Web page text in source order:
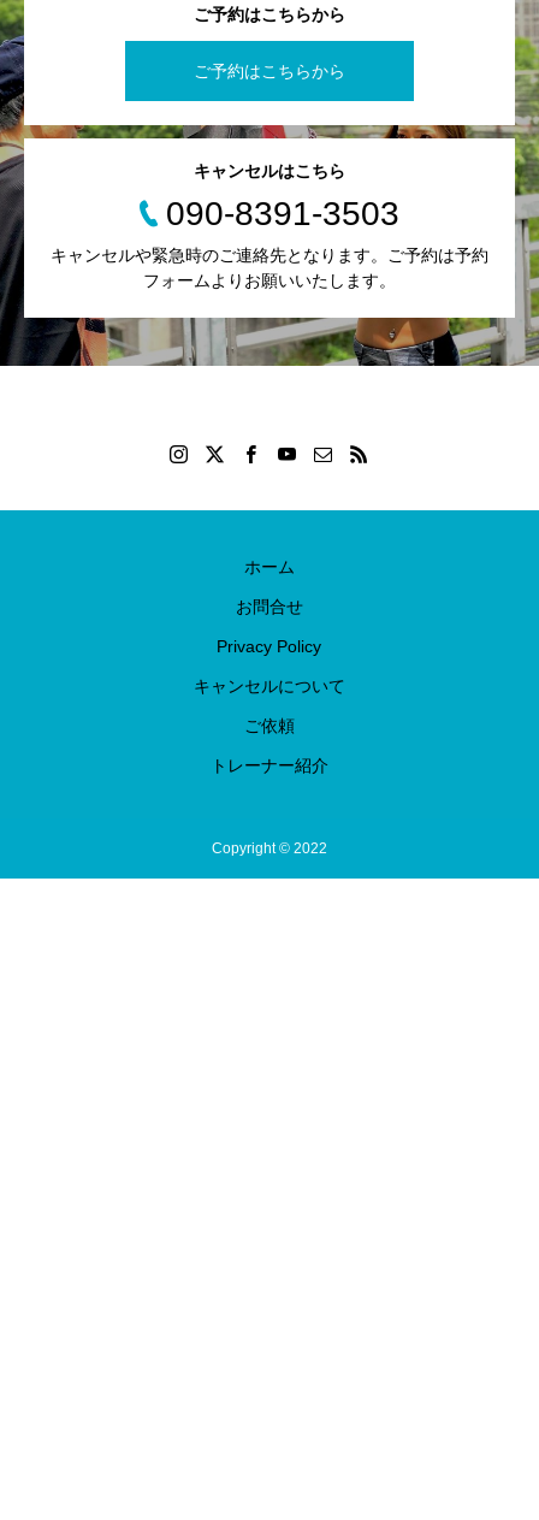
ご予約はこちらから
ご予約はこちらから
キャンセルはこちら
090-8391-3503
キャンセルや緊急時のご連絡先となります。ご予約は予約
フォームよりお願いいたします。
ホーム
お問合せ
Privacy Policy
キャンセルについて
ご依頼
トレーナー紹介
Copyright © 2022